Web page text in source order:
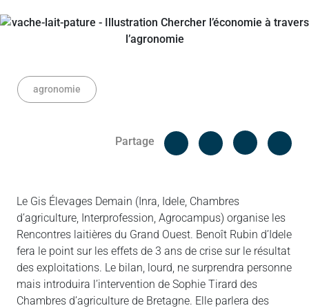
agronomie
Partage
Facebook
Le Gis Élevages Demain (Inra, Idele, Chambres
d’agriculture, Interprofession, Agrocampus) organise les
Rencontres laitières du Grand Ouest. Benoît Rubin d’Idele
fera le point sur les effets de 3 ans de crise sur le résultat
des exploitations. Le bilan, lourd, ne surprendra personne
mais introduira l’intervention de Sophie Tirard des
Chambres d’agriculture de Bretagne. Elle parlera des